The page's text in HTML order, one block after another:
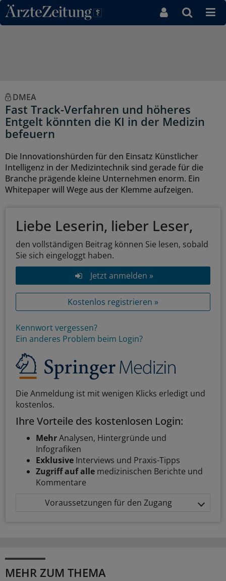
Direkt zum Inhaltsbereich
DMEA
Fast Track-Verfahren und höheres
Entgelt könnten die KI in der Medizin
befeuern
Die Innovationshürden für den Einsatz Künstlicher
Intelligenz in der Medizintechnik sind gerade für die
Branche prägende kleine Unternehmen enorm. Ein
Whitepaper will Wege aus der Klemme aufzeigen.
Liebe Leserin, lieber Leser,
den vollständigen Beitrag können Sie lesen, sobald
Sie sich eingeloggt haben.
Jetzt anmelden »
Kostenlos registrieren »
Kennwort vergessen?
Ein anderes Problem beim Login?
Die Anmeldung ist mit wenigen Klicks erledigt und
kostenlos.
Ihre Vorteile des kostenlosen Login:
MehrAnalysen, Hintergründe und
Infografiken
Exklusive Interviews und Praxis-Tipps
Zugriff auf alle medizinischen Berichte und
Kommentare
Voraussetzungen für den Zugang
MEHR ZUM THEMA